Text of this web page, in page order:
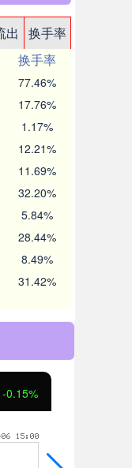
出
换手率
换手率
77.46%
17.76%
1.17%
12.21%
11.69%
32.20%
5.84%
28.44%
8.49%
31.42%
0.30%